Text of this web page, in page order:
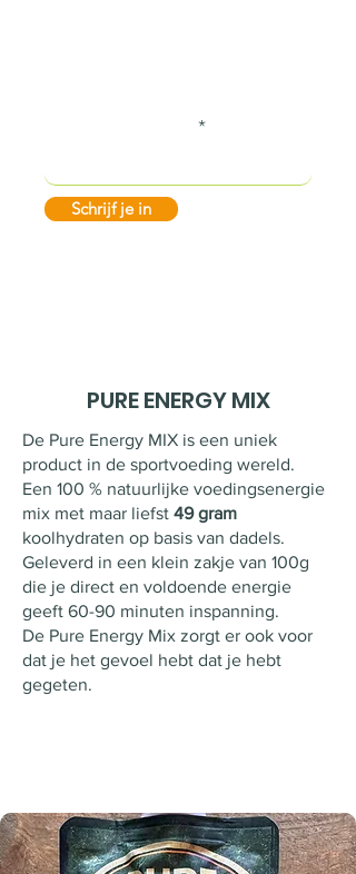
Schrijf je in
PURE ENERGY MIX
De Pure Energy MIX is een uniek
product in de sportvoeding wereld.
Een 100 % natuurlijke voedingsenergie
mix met maar liefst 49 gram
koolhydraten op basis van dadels.
Geleverd in een klein zakje van 100g
die je direct en voldoende energie
geeft 60-90 minuten inspanning.
De Pure Energy Mix zorgt er ook voor
dat je het gevoel hebt dat je hebt
gegeten.